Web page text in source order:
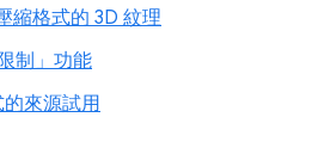
縮格式的 3D 紋理
制」功能
來源試用